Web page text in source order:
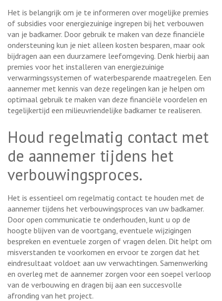
Het is belangrijk om je te informeren over mogelijke premies
of subsidies voor energiezuinige ingrepen bij het verbouwen
van je badkamer. Door gebruik te maken van deze financiële
ondersteuning kun je niet alleen kosten besparen, maar ook
bijdragen aan een duurzamere leefomgeving. Denk hierbij aan
premies voor het installeren van energiezuinige
verwarmingssystemen of waterbesparende maatregelen. Een
aannemer met kennis van deze regelingen kan je helpen om
optimaal gebruik te maken van deze financiële voordelen en
tegelijkertijd een milieuvriendelijke badkamer te realiseren.
Houd regelmatig contact met
de aannemer tijdens het
verbouwingsproces.
Het is essentieel om regelmatig contact te houden met de
aannemer tijdens het verbouwingsproces van uw badkamer.
Door open communicatie te onderhouden, kunt u op de
hoogte blijven van de voortgang, eventuele wijzigingen
bespreken en eventuele zorgen of vragen delen. Dit helpt om
misverstanden te voorkomen en ervoor te zorgen dat het
eindresultaat voldoet aan uw verwachtingen. Samenwerking
en overleg met de aannemer zorgen voor een soepel verloop
van de verbouwing en dragen bij aan een succesvolle
afronding van het project.